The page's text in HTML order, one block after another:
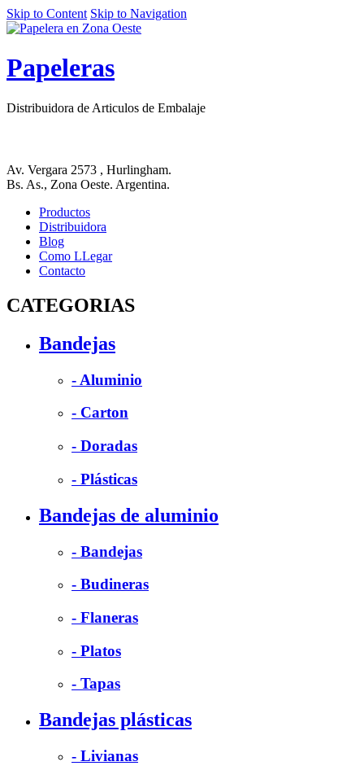
Skip to Content Skip to Navigation
Papeleras
Distribuidora de Articulos de Embalaje
Av. Vergara 2573 , Hurlingham.
Bs. As., Zona Oeste. Argentina.
Productos
Distribuidora
Blog
Como LLegar
Contacto
CATEGORIAS
Bandejas
- Aluminio
- Carton
- Doradas
- Plásticas
Bandejas de aluminio
- Bandejas
- Budineras
- Flaneras
- Platos
- Tapas
Bandejas plásticas
- Livianas